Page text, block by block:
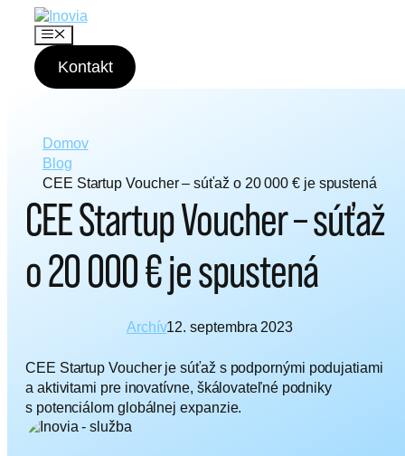
M
e
n
u
Kontakt
Domov
Blog
CEE Startup Voucher – súťaž o 20 000 € je spustená
CEE Startup Voucher – súťaž
o 20 000 € je spustená
Archív12. septembra 2023
CEE Startup Voucher je súťaž s podpornými podujatiami
a aktivitami pre inovatívne, škálovateľné podniky
s potenciálom globálnej expanzie.